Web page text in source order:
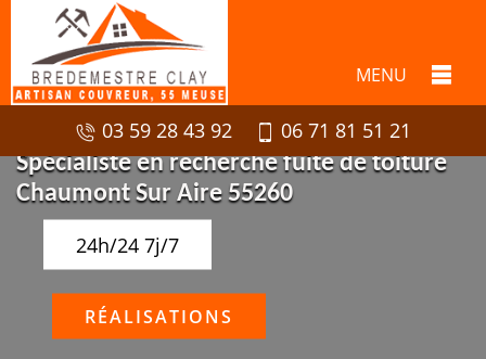
MENU
03 59 28 43 92
06 71 81 51 21
Spécialiste en recherche fuite de toiture
Chaumont Sur Aire 55260
24h/24 7j/7
RÉALISATIONS